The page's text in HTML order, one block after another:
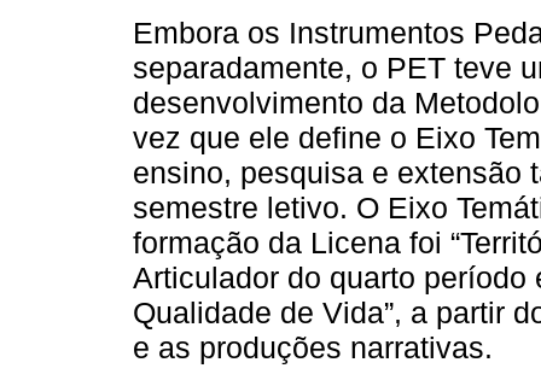
Embora os Instrumentos
separadamente, o PET teve
desenvolvimento da
vez que ele define o Eixo
ensino, pesquisa e extensão
semestre letivo. O Eixo
formação da Licena foi
Articulador do quarto período
Qualidade de Vida”, a partir
e as produções narrativas.